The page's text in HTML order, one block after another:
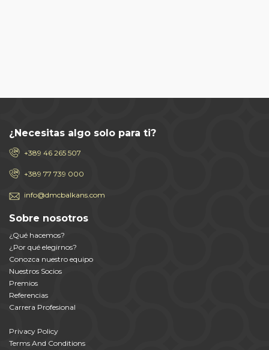
¿Necesitas algo solo para ti?
+389 46 265 507
+389 77 739 000
info@dmcbalkans.com
Sobre nosotros
¿Qué hacemos?
¿Por qué elegirnos?
Conozca nuestro equipo
Nuestros Socios
Premios
Referencias
Carrera Profesional
Privacy Policy
Terms And Conditions